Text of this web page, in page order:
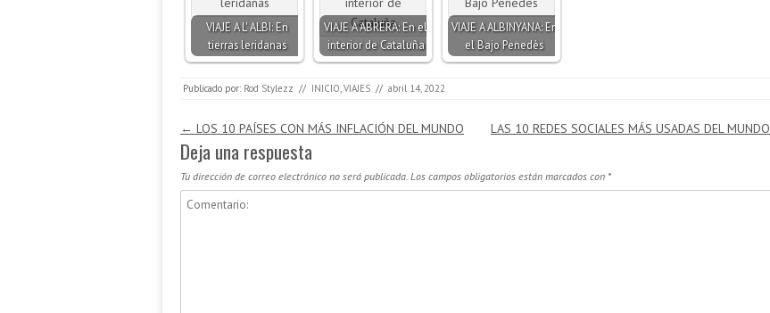
VIAJE A L' ALBI: En
tierras leridanas
VIAJE A ABRERA: En el
interior de Cataluña
VIAJE A ALBINYANA: En
el Bajo Penedès
Publicado por: Rod Stylezz // INICIO VIAJES // abril 14, 2022
Navegación de entradas
← LOS 10 PAÍSES CON MÁS INFLACIÓN DEL MUNDO LAS 10 REDES SOCIALES MÁS USADAS DEL MUNDO
Deja una respuesta
Tu dirección de correo electrónico no será publicada. Los campos obligatorios están marcados con *